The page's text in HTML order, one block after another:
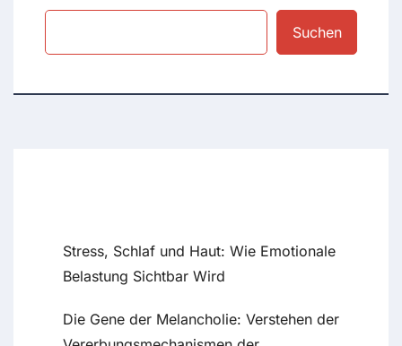
Suchen
Stress, Schlaf und Haut: Wie Emotionale
Belastung Sichtbar Wird
Die Gene der Melancholie: Verstehen der